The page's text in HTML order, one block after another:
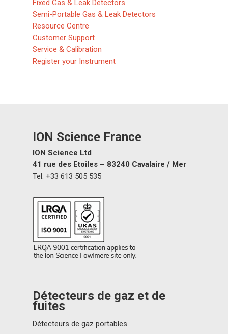
Fixed Gas & Leak Detectors
Semi-Portable Gas & Leak Detectors
Resource Centre
Customer Support
Service & Calibration
Register your Instrument
ION Science France
ION Science Ltd
41 rue des Etoiles – 83240 Cavalaire / Mer
Tel: +33 613 505 535
Détecteurs de gaz et de
fuites
Détecteurs de gaz portables
Détecteurs de gaz et de
Connectez-vous au
distributeurs